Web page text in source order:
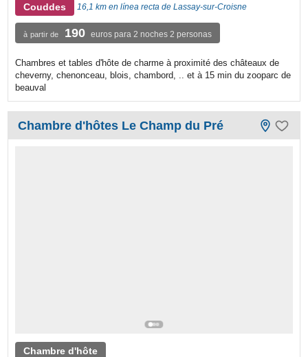
Couddes 16,1 km en línea recta de Lassay-sur-Croisne
à partir de 190 euros para 2 noches 2 personas
Chambres et tables d'hôte de charme à proximité des châteaux de
cheverny, chenonceau, blois, chambord, .. et à 15 min du zooparc de
beauval
Chambre d'hôtes Le Champ du Pré
Chambre d'hôte